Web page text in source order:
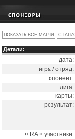
Детали:
дата:
игра / отряд:
опонент:
лига:
карты:
результат:
¤ RA ¤ участники: